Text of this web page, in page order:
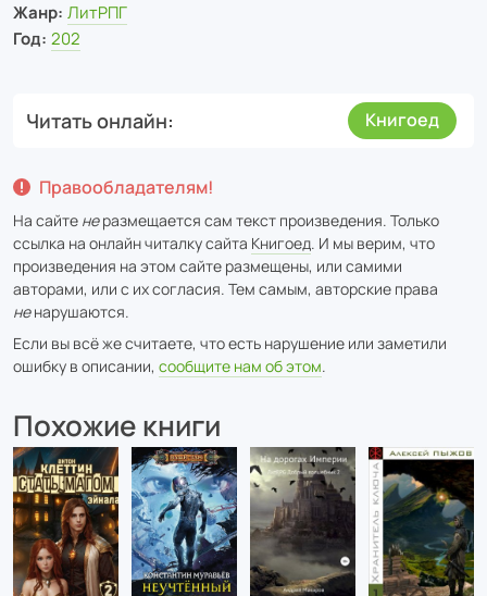
Жанр: ЛитРПГ
Год: 202
Читать онлайн Книгоед
Правообладателям!
На сайте неразмещается сам текст произведения. Только
ссылка на онлайн читалку сайта Книгоед. И мы верим, что
произведения на этом сайте размещены, или самими
авторами, или с их согласия. Тем самым, авторские права
ненарушаются.
Если вы всё же считаете, что есть нарушение или заметили
ошибку в описании, сообщите нам об этом.
Похожие книги